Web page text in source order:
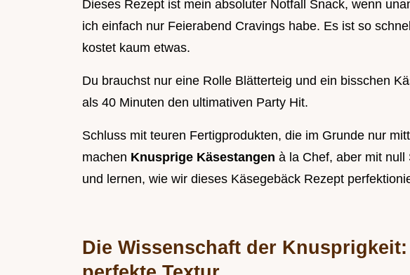
Dieses Rezept ist mein absoluter Notfall Snack, wenn
ich einfach nur Feierabend Cravings habe. Es ist so
kostet kaum etwas.
Du brauchst nur eine Rolle Blätterteig und ein bisschen
als 40 Minuten den ultimativen Party Hit.
Schluss mit teuren Fertigprodukten, die im Grunde nur
machen Knusprige Käsestangen à la Chef, aber mit
und lernen, wie wir dieses Käsegebäck Rezept
Die Wissenschaft der